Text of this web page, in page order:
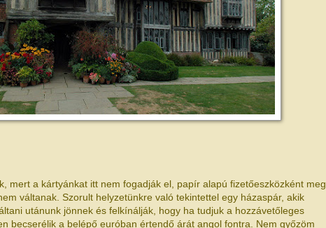
mert a kártyánkat itt nem fogadják el, papír alapú fizetőeszközként meg
váltanak. Szorult helyzetünkre való tekintettel egy házaspár, akik
utánunk jönnek és felkínálják, hogy ha tudjuk a hozzávetőleges
becserélik a belépő euróban értendő árát angol fontra. Nem győzöm